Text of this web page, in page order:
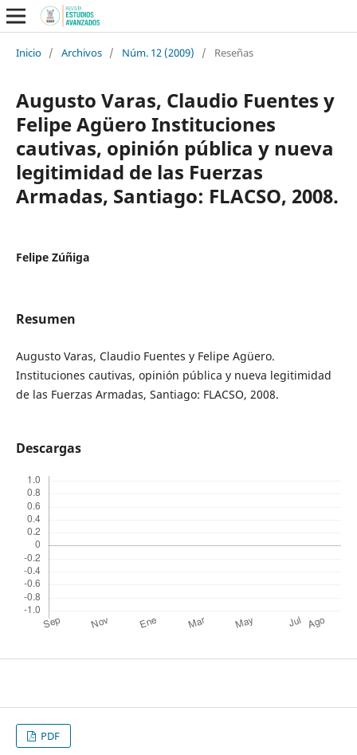
Inicio / Archivos / Núm. 12 (2009) / Reseñas
Augusto Varas, Claudio Fuentes y
Felipe Agüero Instituciones
cautivas, opinión pública y nueva
legitimidad de las Fuerzas
Armadas, Santiago: FLACSO, 2008.
Felipe Zúñiga
Resumen
Augusto Varas, Claudio Fuentes y Felipe Agüero.
Instituciones cautivas, opinión pública y nueva legitimidad
de las Fuerzas Armadas, Santiago: FLACSO, 2008.
Descargas
PDF